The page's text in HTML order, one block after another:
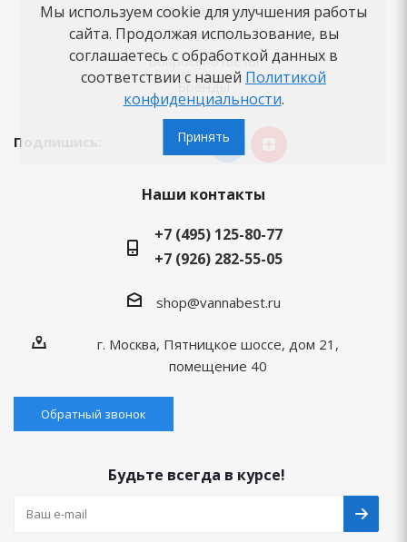
Как заказать
Новости
Вопросы-ответы
Бренды
Подпишись:
Наши контакты
+7 (495) 125-80-77
+7 (926) 282-55-05
shop@vannabest.ru
г. Москва, Пятницкое шоссе, дом 21,
помещение 40
Обратный звонок
Будьте всегда в курсе!
Мы используем cookie для улучшения работы
сайта. Продолжая использование, вы
соглашаетесь с обработкой данных в
соответствии с нашей Политикой
конфиденциальности.
Принять